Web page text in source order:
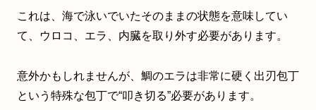
これは、海で泳いでいたそのままの状態を意味してい
て、ウロコ、エラ、内臓を取り外す必要があります。
意外かもしれませんが、鯛のエラは非常に硬く出刃包丁
という特殊な包丁で“叩き切る”必要があります。